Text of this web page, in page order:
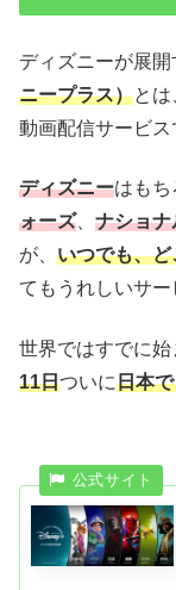
ディズニーが展
ニープラス）とは
動画配信サービス
ディズニーはもち
ォーズ、 ナショナ
が、 いつでも、
てもうれしいサー
世界ではすでに始
11日ついに日本